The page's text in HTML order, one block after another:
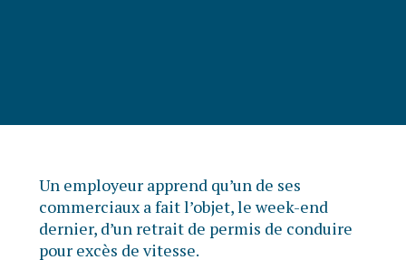
Un employeur apprend qu’un de ses
commerciaux a fait l’objet, le week-end
dernier, d’un retrait de permis de conduire
pour excès de vitesse.